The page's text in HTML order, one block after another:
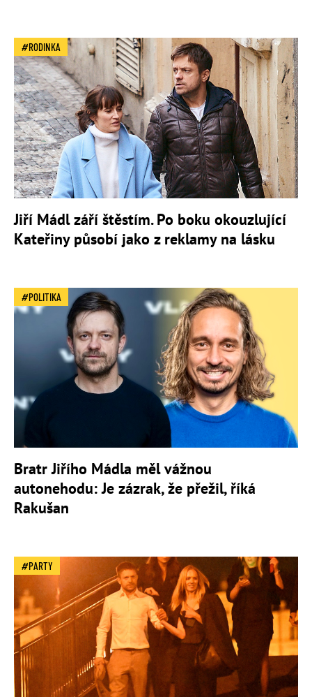
RODINKA
Jiří Mádl září štěstím. Po boku okouzlující
Kateřiny působí jako z reklamy na lásku
POLITIKA
Bratr Jiřího Mádla měl vážnou
autonehodu: Je zázrak, že přežil, říká
Rakušan
PARTY